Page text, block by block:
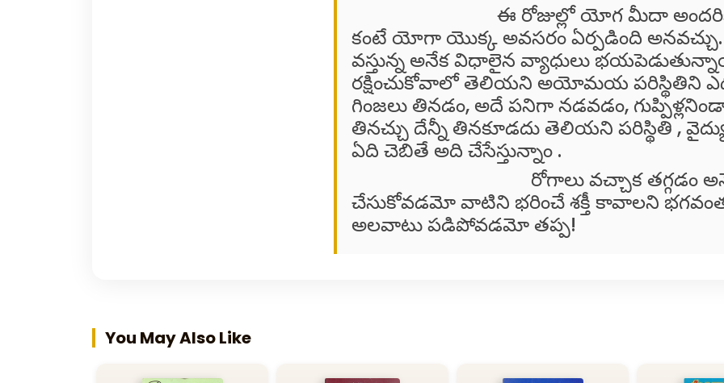
ఈ రోజుల్లో యోగ మీదా అందరికి ఇష్టం
కంటే యోగా యొక్క అవసరం ఏర్పడింది అనవచ్చు.
వస్తున్న అనేక విధాలైన వ్యాధులు
రక్షించుకోవాలో తెలియని అయోమయ పరిస్థితిని
గింజలు తినడం, అదే పనిగా నడవడం,
తినచ్చు దేన్నీ తినకూడదు తెలియని పరిస్థితి ,
ఏది చెబితే అది చేసేస్తున్నాం .
రోగాలు వచ్చాక తగ్గడం అనేది
చేసుకోవడమో వాటిని భరించే శక్తీ కావాలని
అలవాటు పడిపోవడమో తప్ప!
You May Also Like